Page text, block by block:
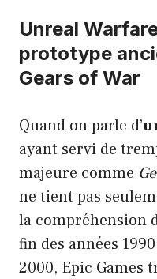
Unreal
prototype
Gears of War
Quand on parle d’
ayant servi de
majeure comme
ne tient pas
la compréhension
fin des années
2000, Epic